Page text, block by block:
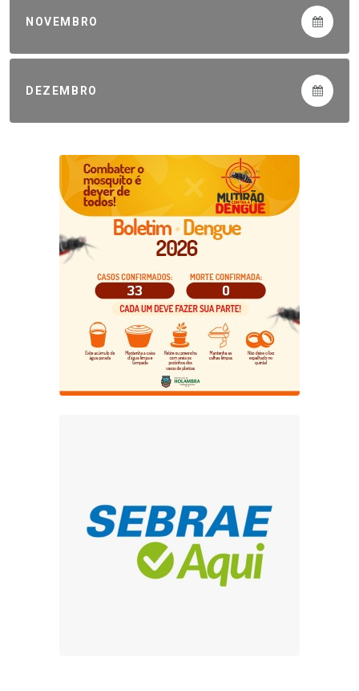
NOVEMBRO
DEZEMBRO